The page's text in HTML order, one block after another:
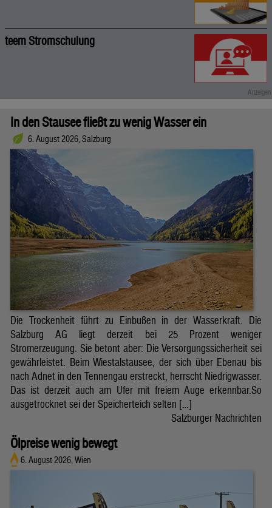
teem Stromschulung
In den Stausee fließt zu wenig Wasser ein
6. August 2026, Salzburg
Die Trockenheit führt zu Einbußen in der Wasserkraft. Die
Salzburg AG liegt derzeit bei 25 Prozent weniger
Stromerzeugung. Sie betont aber: Die Versorgungssicherheit sei
gewährleistet. Beim Wiestalstausee, der sich über Ebenau bis
nach Adnet in den Tennengau erstreckt, herrscht Niedrigwasser.
Das ist derzeit auch am Ufer mit freiem Auge erkennbar.So
ausgetrocknet sei der Speicherteich selten […]
Salzburger Nachrichten
Ölpreise wenig bewegt
6. August 2026, Wien